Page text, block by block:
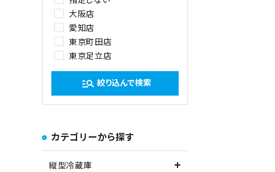
大阪店
愛知店
東京町田店
東京足立店
manage_search 絞り込んで検索
カテゴリーから探す
縦型冷蔵庫